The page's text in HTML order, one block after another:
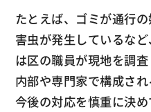
たとえば、ゴミが通行
害虫が発生しているな
は区の職員が現地を調
内部や専門家で構成さ
今後の対応を慎重に決め